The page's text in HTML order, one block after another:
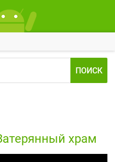
ПОИСК
храм